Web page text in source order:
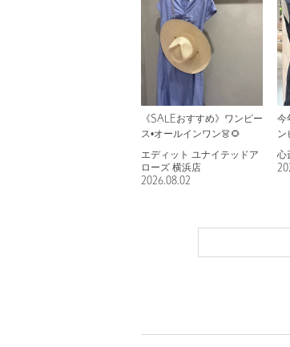
《SALEおすすめ》ワンピー
ス•オールインワン👗🌻
エディット ユナイテッドア
ローズ 横浜店
2026.08.02
今
ン
心